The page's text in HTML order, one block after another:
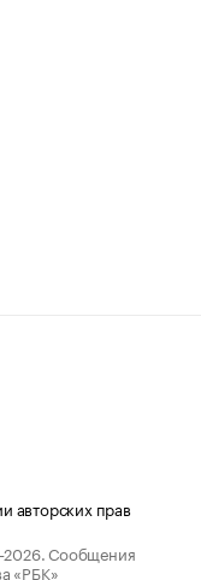
авторских прав
Сообщения
«РБК»